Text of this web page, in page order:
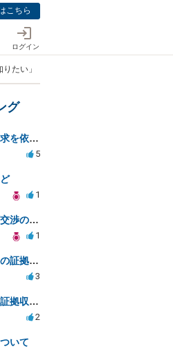
こちら
ログイン
たい」
グ
弁護士に浮気相手への慰謝料請求を依頼する費用相場は？
5
1
不倫の慰謝料請求に対する減額交渉の可能性と対策
1
浮気相手への慰謝料請求のための証拠集めと探偵選び
3
不貞行為に対する離婚に有利な証拠収集方法と法的手続きについて
2
いて